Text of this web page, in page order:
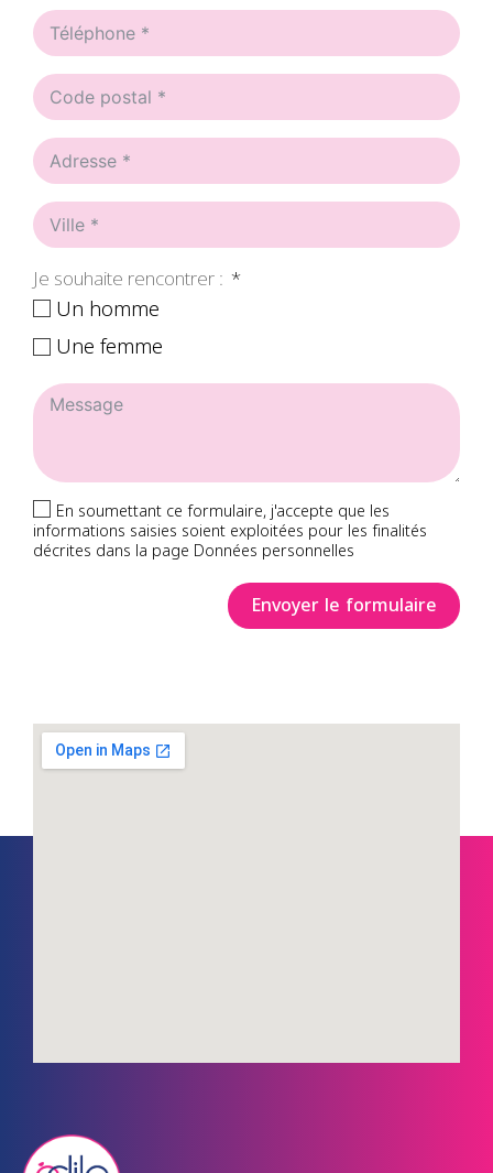
Je souhaite rencontrer :
Un homme
Une femme
En soumettant ce formulaire, j'accepte que les
informations saisies soient exploitées pour les finalités
décrites dans la page Données personnelles
Envoyer le formulaire